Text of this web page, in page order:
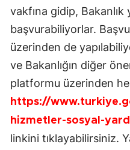
vakfına gidip, Bakanlık
başvurabiliyorlar.
üzerinden de
ve Bakanlığın diğer
platformu üzerinden
https://
hizmetler-sosyal-
linkini tıklayabilirsiniz.